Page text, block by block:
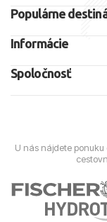
Populárne
Informácie
Spoločnosť
U nás nájdete